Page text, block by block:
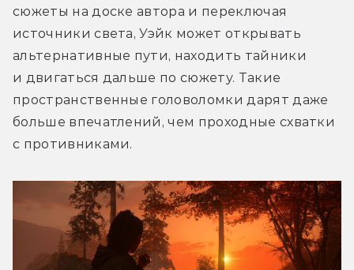
сюжеты на доске автора и переключая
источники света, Уэйк может открывать
альтернативные пути, находить тайники
и двигаться дальше по сюжету. Такие
пространственные головоломки дарят даже
больше впечатлений, чем проходные схватки
с противниками.